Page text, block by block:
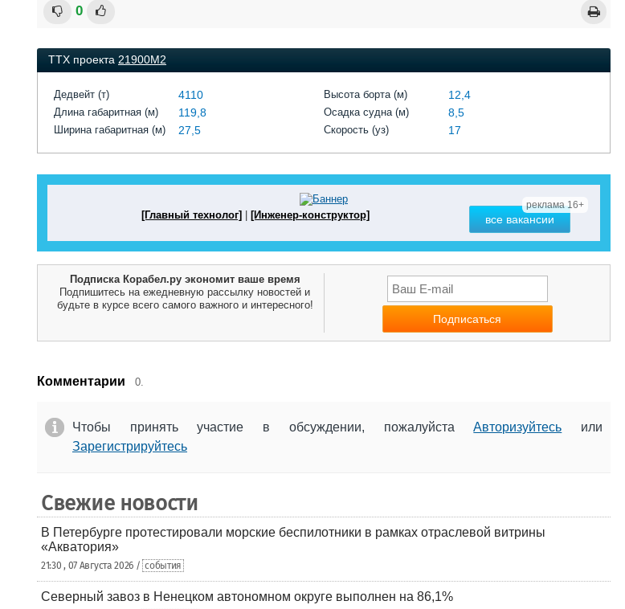
0
ТТХ проекта 21900М2
Дедвейт (т) 4110
Длина габаритная (м) 119,8
Ширина габаритная (м) 27,5
Высота борта (м) 12,4
Осадка судна (м) 8,5
Скорость (уз) 17
реклама 16+
[Главный технолог] [Инженер-конструктор] все вакансии
Подписка Корабел.ру экономит ваше время
Подпишитесь на ежедневную рассылку новостей и
будьте в курсе всего самого важного и интересного!
Комментарии 0.
Чтобы принять участие в обсуждении, пожалуйстаАвторизуйтесь или
Зарегистрируйтесь
Свежие новости
В Петербурге протестировали морские беспилотники в рамках отраслевой витрины
«Акватория»
21:30 , 07 Августа 2026 / события
Северный завоз в Ненецком автономном округе выполнен на 86,1%